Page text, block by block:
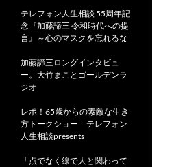
テレフォン人生相談 55周年記
念『加藤諦三 令和時代への提
言』～心のマスクを忘れるな
加藤諦三ロングインタビュ
ー。大竹まことゴールデンラ
ジオ
レポ！65歳からの素敵な生き
方トークショー テレフォン
人生相談presents
「点でなく線で人と関わって